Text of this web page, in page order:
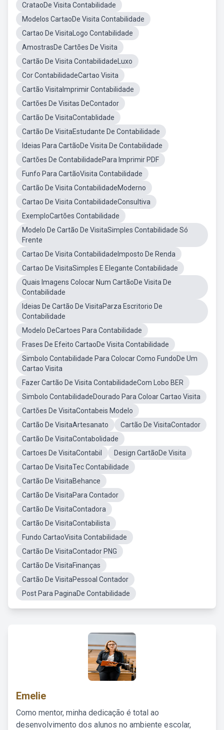
CrataoDe Visita Contabilidade
Modelos CartaoDe Visita Contabilidade
Cartao De VisitaLogo Contabilidade
AmostrasDe Cartões De Visita
Cartão De Visita ContabilidadeLuxo
Cor ContabilidadeCartao Visita
Cartão VisitaImprimir Contabilidade
Cartões De Visitas DeContador
Cartão De VisitaContablidade
Cartão De VisitaEstudante De Contabilidade
Ideias Para CartãoDe Visita De Contabilidade
Cartões De ContabilidadePara Imprimir PDF
Funfo Para CartãoVisita Contabilidade
Cartão De Visita ContabilidadeModerno
Cartao De Visita ContabilidadeConsultiva
ExemploCartões Contabilidade
Modelo De Cartão De VisitaSimples Contabilidade Só
Frente
Cartao De Visita ContabilidadeImposto De Renda
Cartao De VisitaSimples E Elegante Contabilidade
Quais Imagens Colocar Num CartãoDe Visita De
Contabilidade
Ideias De Cartão De VisitaParza Escritorio De
Contabilidade
Modelo DeCartoes Para Contabilidade
Frases De Efeito CartaoDe Visita Contabilidade
Simbolo Contabilidade Para Colocar Como FundoDe Um
Cartao Visita
Fazer Cartão De Visita ContabilidadeCom Lobo BER
Simbolo ContabilidadeDourado Para Coloar Cartao Visita
Cartões De VisitaContabeis Modelo
Cartão De VisitaArtesanato
Cartão De VisitaContador
Cartão De VisitaContabolidade
Cartoes De VisitaContabil
Design CartãoDe Visita
Cartao De VisitaTec Contabilidade
Cartão De VisitaBehance
Cartão De VisitaPara Contador
Cartão De VisitaContadora
Cartão De VisitaContabilista
Fundo CartaoVisita Contabilidade
Cartão De VisitaContador PNG
Cartão De VisitaFinanças
Cartão De VisitaPessoal Contador
Post Para PaginaDe Contabilidade
Emelie
Como mentor, minha dedicação é total ao
desenvolvimento dos alunos no ambiente escolar,